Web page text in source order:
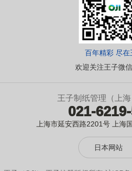
百年精彩 尽在
欢迎关注王子微
王子制纸管理（上
021-
上海市延安西路2201号 上海
日本网站